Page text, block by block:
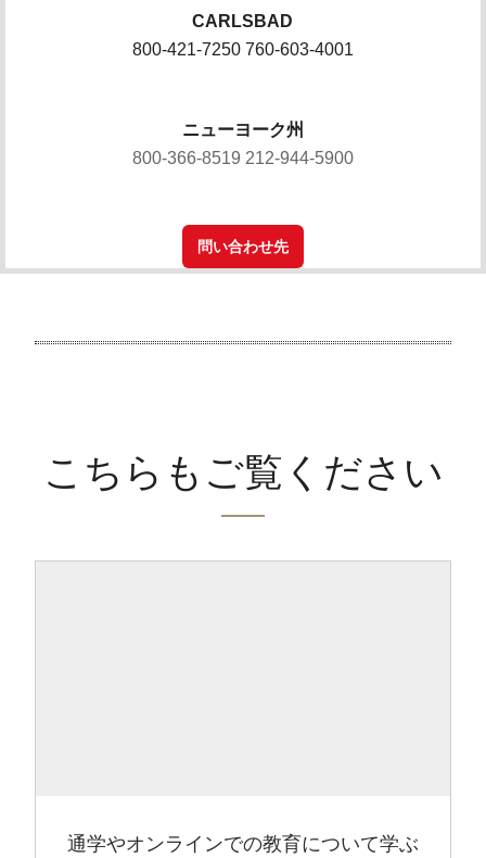
CARLSBAD
800-421-7250 760-603-4001
ニューヨーク州
800-366-8519 212-944-5900
問い合わせ先
こちらもご覧ください
通学やオンラインでの教育について学ぶ